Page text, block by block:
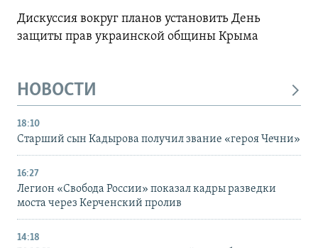
Дискуссия вокруг планов установить День
защиты прав украинской общины Крыма
НОВОСТИ
18:10
Старший сын Кадырова получил звание «героя Чечни»
16:27
Легион «Свобода России» показал кадры разведки
моста через Керченский пролив
14:18